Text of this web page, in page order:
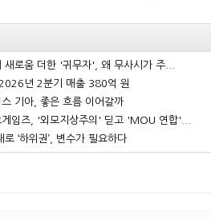
새로움 더한 '귀무자', 왜 무사시가 주...
년 2분기 매출 380억 원
스 기아, 좋은 흐름 이어갈까
게임즈, '외모지상주의' 딛고 'MOU 연합'...
로 ‘하위권’, 변수가 필요하다